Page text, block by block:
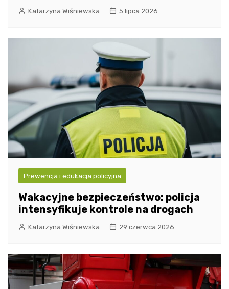
Katarzyna Wiśniewska 5 lipca 2026
Prewencja i edukacja policyjna
Wakacyjne bezpieczeństwo: policja
intensyfikuje kontrole na drogach
Katarzyna Wiśniewska 29 czerwca 2026